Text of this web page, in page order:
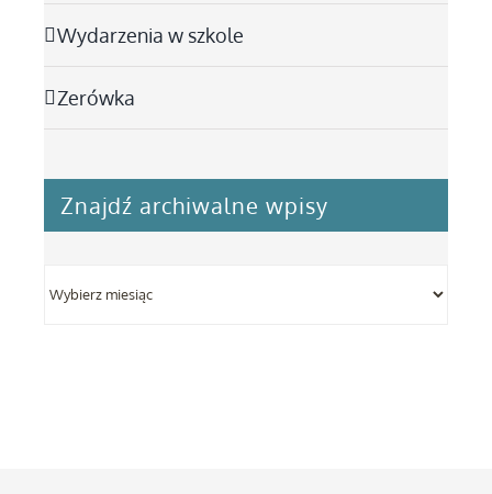
Wydarzenia w szkole
Zerówka
Znajdź archiwalne wpisy
Znajdź